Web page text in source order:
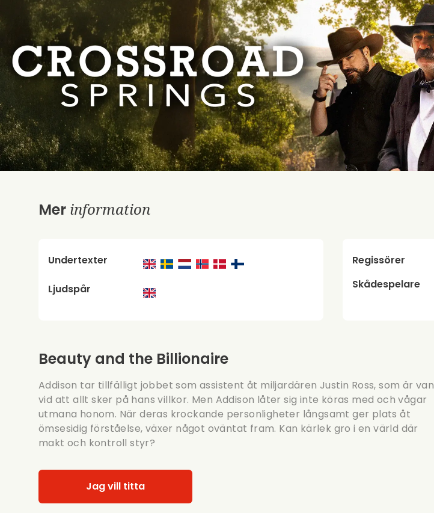
Mer information
Undertexter
Ljudspår
Regissörer
Skådespelare
Beauty and the Billionaire
Addison tar tillfälligt jobbet som assistent åt miljardären Justin Ross, som är van
vid att allt sker på hans villkor. Men Addison låter sig inte köras med och vågar
utmana honom. När deras krockande personligheter långsamt ger plats åt
ömsesidig förståelse, växer något oväntat fram. Kan kärlek gro i en värld där
makt och kontroll styr?
Jag vill titta